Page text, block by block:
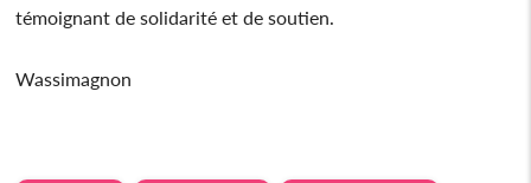
témoignant de solidarité et de soutien.
Wassimagnon